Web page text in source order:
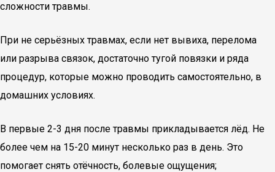
сложности травмы.
При не серьёзных травмах, если нет вывиха, перелома
или разрыва связок, достаточно тугой повязки и ряда
процедур, которые можно проводить самостоятельно, в
домашних условиях.
В первые 2-3 дня после травмы прикладывается лёд. Не
более чем на 15-20 минут несколько раз в день. Это
помогает снять отёчность, болевые ощущения;